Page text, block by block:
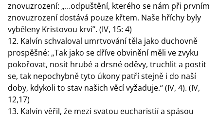
znovuzrození: „…odpuštění, kterého se nám při prvním
znovuzrození dostává pouze křtem. Naše hříchy byly
vyběleny Kristovou krví“. (IV, 15: 4)
Kalvín schvaloval umrtvování těla jako duchovně
prospěšné: „Tak jako se dříve obvinění měli ve zvyku
pokořovat, nosit hrubé a drsné oděvy, truchlit a postit
se, tak nepochybně tyto úkony patří stejně i do naší
doby, kdykoli to stav našich věcí vyžaduje.“ (IV, 4). (IV,
12,17)
Kalvín věřil, že mezi svatou eucharistií a spásou